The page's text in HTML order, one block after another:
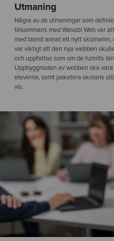
Utmaning
Några av de utmaningar som
tillsammans med Wasabi Web var
med bland annat ett nytt
var viktigt att den nya webben
och uppfattas som om de funnits
Uppbyggnaden av webben ska
eleverna, samt paketera skolans
vis.